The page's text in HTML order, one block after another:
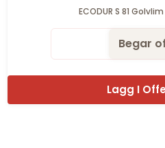
ECODUR S 81
Begar
Lagg I